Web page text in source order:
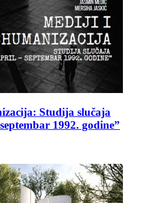
Studija slučaja
1992. godine”